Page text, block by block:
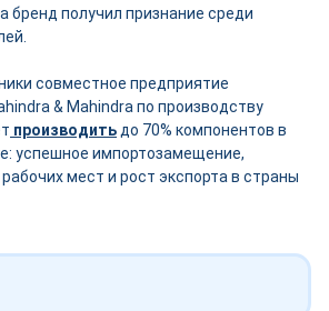
бренд получил признание среди
совместное предприятие
& Mahindra по производству
производить до 70% компонентов в
успешное импортозамещение,
мест и рост экспорта в страны